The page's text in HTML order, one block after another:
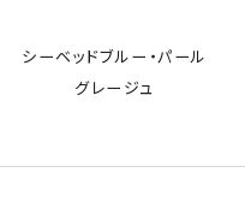
シーベッドブルー・パール
グレージュ